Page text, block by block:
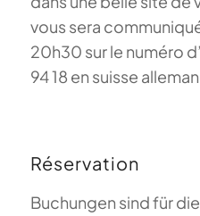
vous sera
20h30 sur le numéro
94 18 en suisse
Réservation
Buchungen sind für